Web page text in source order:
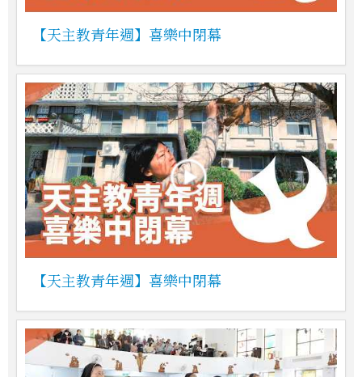
【天主教青年週】喜樂中閉幕
【天主教青年週】喜樂中閉幕